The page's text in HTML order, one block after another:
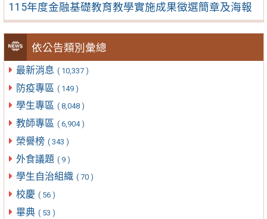
115年度金融基礎教育教學實施成果徵選簡章及海報
依公告類別彙總
最新消息 ( 10,337 )
防疫專區 ( 149 )
學生專區 ( 8,048 )
教師專區 ( 6,904 )
榮譽榜 ( 343 )
外食議題 ( 9 )
學生自治組織 ( 70 )
校慶 ( 56 )
畢典 ( 53 )